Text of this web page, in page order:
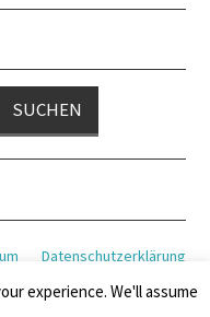
SUCHEN
Datenschutzerklärung
experience. We'll assume